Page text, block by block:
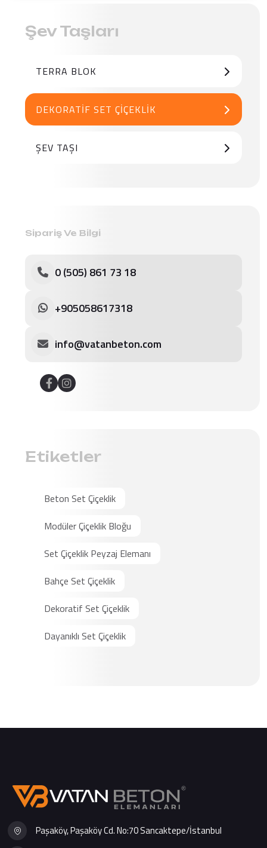
Şev Taşları
TERRA BLOK
DEKORATIF SET ÇIÇEKLIK
ŞEV TAŞI
Sipariş Ve Bilgi
0 (505) 861 73 18
+905058617318
info@vatanbeton.com
Etiketler
Beton Set Çiçeklik
Modüler Çiçeklik Bloğu
Set Çiçeklik Peyzaj Elemanı
Bahçe Set Çiçeklik
Dekoratif Set Çiçeklik
Dayanıklı Set Çiçeklik
Paşaköy, Paşaköy Cd. No:70 Sancaktepe/İstanbul